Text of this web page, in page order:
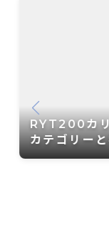
RYT200カリ
カテゴリーと